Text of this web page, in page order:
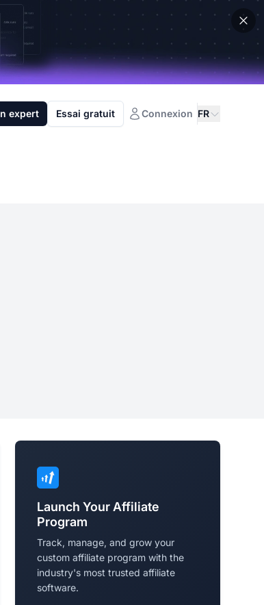
expert Essai gratuit Connexion FR
Launch Your Affiliate
Program
Track, manage, and grow your
custom affiliate program with the
industry's most trusted affiliate
software.